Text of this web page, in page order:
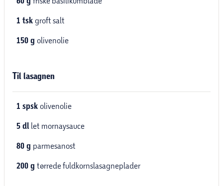
1 tsk groft salt
150 g olivenolie
Til lasagnen
1 spsk olivenolie
5 dl let mornaysauce
80 g parmesanost
200 g tørrede fuldkornslasagneplader